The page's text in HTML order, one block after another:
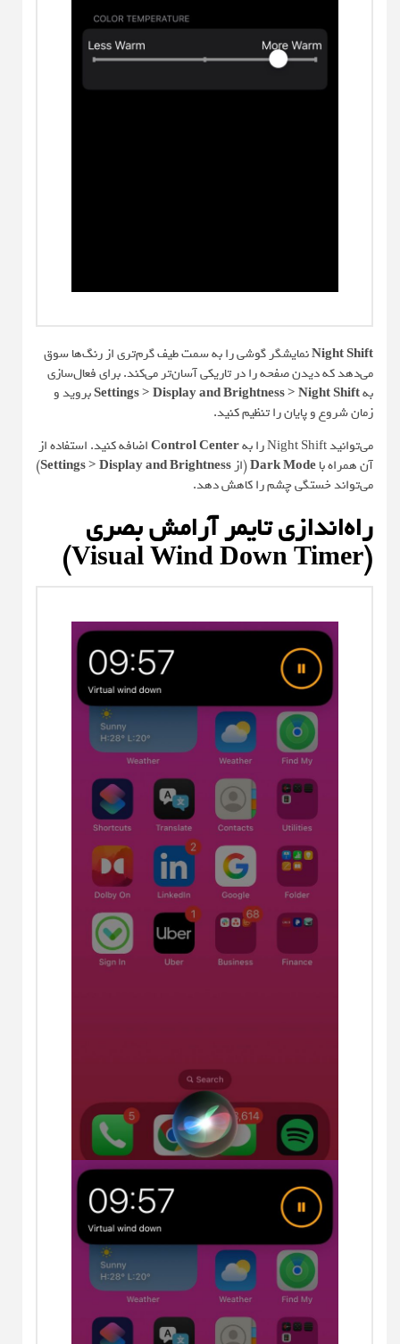
Night Shiftنمایشگر گوشی را به سمت طیف گرم‌تری از رنگ‌ها سوق
می‌دهد که دیدن صفحه را در تاریکی آسان‌تر می‌کند. برای فعال‌سازی
Settings > Display and Brightness > Night Shiftبروید و
زمان شروع و پایان را تنظیم کنید.
می‌توانید Night Shift را به
Control Centerاضافه کنید. استفاده از
آن همراه باDark Mode(ازSettings > Display and Brightness
)
می‌تواند خستگی چشم را کاهش دهد.
راه‌اندازی تایمر آرامش بصری